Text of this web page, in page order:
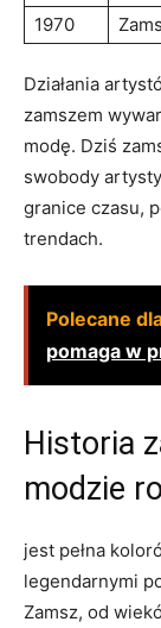
1970
Działania
zamszem
modę. Dziś
swobody
granice czasu,
trendach.
Polecane
pomaga w
Historia
modzie
jest pełna
legendarnymi
Zamsz, od